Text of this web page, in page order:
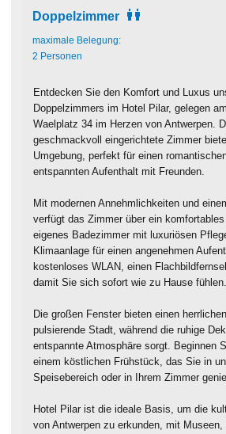
Doppelzimmer
maximale Belegung:
2 Personen
Entdecken Sie den Komfort und Luxus
Doppelzimmers im Hotel Pilar, gelegen
Waelplatz 34 im Herzen von Antwerpen.
geschmackvoll eingerichtete Zimmer
Umgebung, perfekt für einen
entspannten Aufenthalt mit Freunden.
Mit modernen Annehmlichkeiten und
verfügt das Zimmer über ein
eigenes Badezimmer mit luxuriösen
Klimaanlage für einen angenehmen
kostenloses WLAN, einen
damit Sie sich sofort wie zu Hause fühlen.
Die großen Fenster bieten einen
pulsierende Stadt, während die ruhige
entspannte Atmosphäre sorgt. Beginnen
einem köstlichen Frühstück, das Sie in
Speisebereich oder in Ihrem Zimmer
Hotel Pilar ist die ideale Basis, um die
von Antwerpen zu erkunden, mit